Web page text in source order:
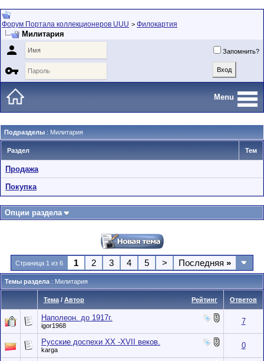
Форум Портала коллекционеров UUU > Филокартия
Милитария
 Запомнить?

Menu
Подразделы : Милитария
Раздел Тем
Продажа
Покупка
Опции раздела
Страница 1 из 6 1 2 3 4 5 > Последняя »
Темы раздела : Милитария
Рейтинг
Тема / Автор Ответов
Наполеон. до 1917г.
igor1968 7
Русские доспехи ХХ -ХVII веков.
karga 0